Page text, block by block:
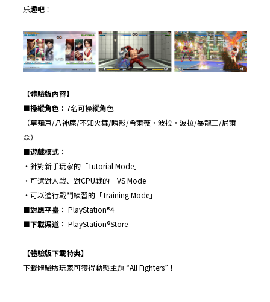
乐趣吧！
【體驗版內容】
■操縱角色： 7名可操縱角色
（草薙京/八神庵/不知火舞/瞬影/希爾薇・波拉・波拉/暴龍王/尼爾
森）
■遊戲模式：
・針對新手玩家的「Tutorial Mode」
・可選對人戰、對CPU戰的「VS Mode」
・可以進行戰鬥練習的「Training Mode」
■對應平臺： PlayStation®4
■下載渠道： PlayStation®Store
【體驗版下載特典】
下載體驗版玩家可獲得動態主題 “All Fighters”！